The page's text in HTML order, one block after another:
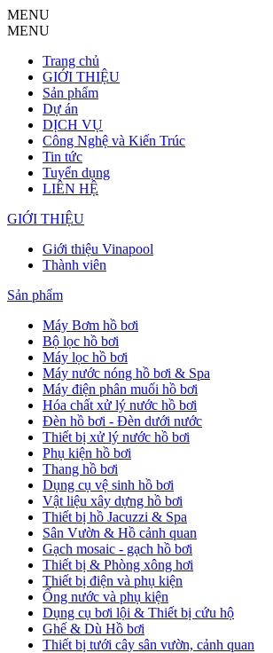
MENU
MENU
Trang chủ
GIỚI THIỆU
Sản phẩm
Dự án
DỊCH VỤ
Công Nghệ và Kiến Trúc
Tin tức
Tuyển dụng
LIÊN HỆ
GIỚI THIỆU
Giới thiệu Vinapool
Thành viên
Sản phẩm
Máy Bơm hồ bơi
Bộ lọc hồ bơi
Máy lọc hồ bơi
Máy nước nóng hồ bơi & Spa
Máy điện phân muối hồ bơi
Hóa chất xử lý nước hồ bơi
Đèn hồ bơi - Đèn dưới nước
Thiết bị xử lý nước hồ bơi
Phụ kiện hồ bơi
Thang hồ bơi
Dụng cụ vệ sinh hồ bơi
Vật liệu xây dựng hồ bơi
Thiết bị hồ Jacuzzi & Spa
Sân Vườn & Hồ cảnh quan
Gạch mosaic - gạch hồ bơi
Thiết bị & Phòng xông hơi
Thiết bị điện và phụ kiện
Ống nước và phụ kiện
Dụng cụ bơi lội & Thiết bị cứu hộ
Ghế & Dù Hồ bơi
Thiết bị tưới cây sân vườn, cảnh quan